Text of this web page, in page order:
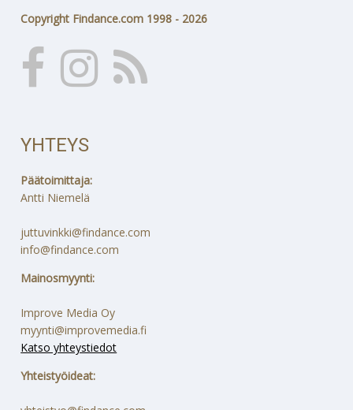
Copyright Findance.com 1998 - 2026
YHTEYS
Päätoimittaja:
Antti Niemelä
juttuvinkki@findance.com
info@findance.com
Mainosmyynti:
Improve Media Oy
myynti@improvemedia.fi
Katso yhteystiedot
Yhteistyöideat: